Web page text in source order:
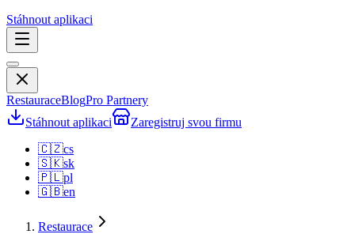
Stáhnout aplikaci
RestauraceBlogPro Partnery
Stáhnout aplikaci
Zaregistruj svou firmu
🇨🇿cs
🇸🇰sk
🇵🇱pl
🇬🇧en
Restaurace